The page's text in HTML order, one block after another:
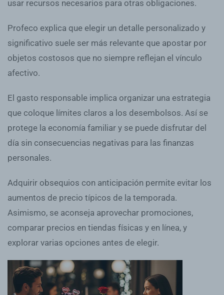
usar recursos necesarios para otras obligaciones.
Profeco explica que elegir un detalle personalizado y
significativo suele ser más relevante que apostar por
objetos costosos que no siempre reflejan el vínculo
afectivo.
El gasto responsable implica organizar una estrategia
que coloque límites claros a los desembolsos. Así se
protege la economía familiar y se puede disfrutar del
día sin consecuencias negativas para las finanzas
personales.
Adquirir obsequios con anticipación permite evitar los
aumentos de precio típicos de la temporada.
Asimismo, se aconseja aprovechar promociones,
comparar precios en tiendas físicas y en línea, y
explorar varias opciones antes de elegir.